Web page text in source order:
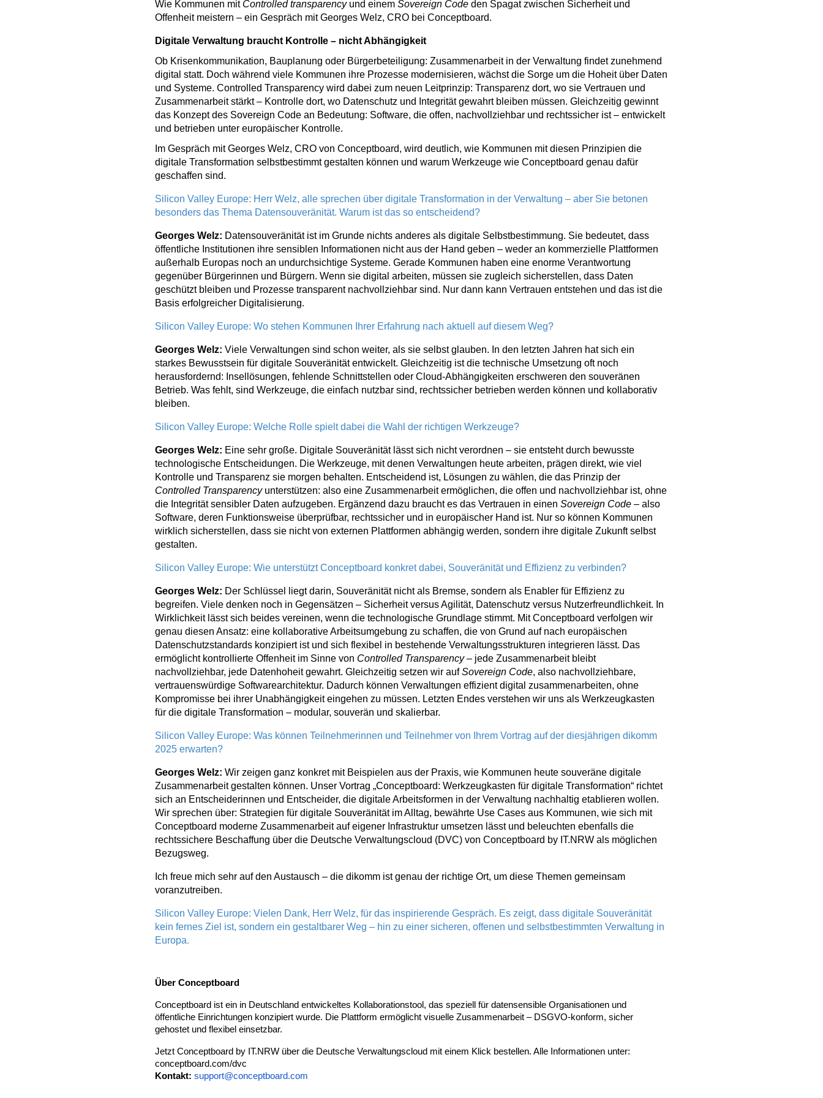
Wie Kommunen mit Controlled transparencyund einemSovereign Code den Spagat zwischen Sicherheit und
Offenheit meistern – ein Gespräch mit Georges Welz, CRO bei Conceptboard.
Digitale Verwaltung braucht Kontrolle – nicht Abhängigkeit
Ob Krisenkommunikation, Bauplanung oder Bürgerbeteiligung: Zusammenarbeit in der Verwaltung findet zunehmend
digital statt. Doch während viele Kommunen ihre Prozesse modernisieren, wächst die Sorge um die Hoheit über Daten
und Systeme. Controlled Transparency wird dabei zum neuen Leitprinzip: Transparenz dort, wo sie Vertrauen und
Zusammenarbeit stärkt – Kontrolle dort, wo Datenschutz und Integrität gewahrt bleiben müssen. Gleichzeitig gewinnt
das Konzept des Sovereign Code an Bedeutung: Software, die offen, nachvollziehbar und rechtssicher ist – entwickelt
und betrieben unter europäischer Kontrolle.
Im Gespräch mit Georges Welz, CRO von Conceptboard, wird deutlich, wie Kommunen mit diesen Prinzipien die
digitale Transformation selbstbestimmt gestalten können und warum Werkzeuge wie Conceptboard genau dafür
geschaffen sind.
Silicon Valley Europe: Herr Welz, alle sprechen über digitale Transformation in der Verwaltung – aber Sie betonen
besonders das Thema Datensouveränität. Warum ist das so entscheidend?
Georges Welz: Datensouveränität ist im Grunde nichts anderes als digitale Selbstbestimmung. Sie bedeutet, dass
öffentliche Institutionen ihre sensiblen Informationen nicht aus der Hand geben – weder an kommerzielle Plattformen
außerhalb Europas noch an undurchsichtige Systeme. Gerade Kommunen haben eine enorme Verantwortung
gegenüber Bürgerinnen und Bürgern. Wenn sie digital arbeiten, müssen sie zugleich sicherstellen, dass Daten
geschützt bleiben und Prozesse transparent nachvollziehbar sind. Nur dann kann Vertrauen entstehen und das ist die
Basis erfolgreicher Digitalisierung.
Silicon Valley Europe: Wo stehen Kommunen Ihrer Erfahrung nach aktuell auf diesem Weg?
Georges Welz:Viele Verwaltungen sind schon weiter, als sie selbst glauben. In den letzten Jahren hat sich ein
starkes Bewusstsein für digitale Souveränität entwickelt. Gleichzeitig ist die technische Umsetzung oft noch
herausfordernd: Insellösungen, fehlende Schnittstellen oder Cloud-Abhängigkeiten erschweren den souveränen
Betrieb. Was fehlt, sind Werkzeuge, die einfach nutzbar sind, rechtssicher betrieben werden können und kollaborativ
bleiben.
Silicon Valley Europe: Welche Rolle spielt dabei die Wahl der richtigen Werkzeuge?
Georges Welz: Eine sehr große. Digitale Souveränität lässt sich nicht verordnen – sie entsteht durch bewusste
technologische Entscheidungen. Die Werkzeuge, mit denen Verwaltungen heute arbeiten, prägen direkt, wie viel
Kontrolle und Transparenz sie morgen behalten. Entscheidend ist, Lösungen zu wählen, die das Prinzip der
Controlled Transparencyunterstützen: also eine Zusammenarbeit ermöglichen, die offen und nachvollziehbar ist, ohne
die Integrität sensibler Daten aufzugeben. Ergänzend dazu braucht es das Vertrauen in einenSovereign Code – also
Software, deren Funktionsweise überprüfbar, rechtssicher und in europäischer Hand ist. Nur so können Kommunen
wirklich sicherstellen, dass sie nicht von externen Plattformen abhängig werden, sondern ihre digitale Zukunft selbst
gestalten.
Silicon Valley Europe: Wie unterstützt Conceptboard konkret dabei, Souveränität und Effizienz zu verbinden?
Georges Welz: Der Schlüssel liegt darin, Souveränität nicht als Bremse, sondern als Enabler für Effizienz zu
begreifen. Viele denken noch in Gegensätzen – Sicherheit versus Agilität, Datenschutz versus Nutzerfreundlichkeit. In
Wirklichkeit lässt sich beides vereinen, wenn die technologische Grundlage stimmt. Mit Conceptboard verfolgen wir
genau diesen Ansatz: eine kollaborative Arbeitsumgebung zu schaffen, die von Grund auf nach europäischen
Datenschutzstandards konzipiert ist und sich flexibel in bestehende Verwaltungsstrukturen integrieren lässt. Das
ermöglicht kontrollierte Offenheit im Sinne von Controlled Transparency– jede Zusammenarbeit bleibt
nachvollziehbar, jede Datenhoheit gewahrt. Gleichzeitig setzen wir aufSovereign Code, also nachvollziehbare,
vertrauenswürdige Softwarearchitektur. Dadurch können Verwaltungen effizient digital zusammenarbeiten, ohne
Kompromisse bei ihrer Unabhängigkeit eingehen zu müssen. Letzten Endes verstehen wir uns als Werkzeugkasten
für die digitale Transformation – modular, souverän und skalierbar.
Silicon Valley Europe: Was können Teilnehmerinnen und Teilnehmer von Ihrem Vortrag auf der diesjährigen dikomm
2025 erwarten?
Georges Welz:Wir zeigen ganz konkret mit Beispielen aus der Praxis, wie Kommunen heute souveräne digitale
Zusammenarbeit gestalten können. Unser Vortrag „Conceptboard: Werkzeugkasten für digitale Transformation“ richtet
sich an Entscheiderinnen und Entscheider, die digitale Arbeitsformen in der Verwaltung nachhaltig etablieren wollen.
Wir sprechen über: Strategien für digitale Souveränität im Alltag, bewährte Use Cases aus Kommunen, wie sich mit
Conceptboard moderne Zusammenarbeit auf eigener Infrastruktur umsetzen lässt und beleuchten ebenfalls die
rechtssichere Beschaffung über die Deutsche Verwaltungscloud (DVC) von Conceptboard by IT.NRW als möglichen
Bezugsweg.
Ich freue mich sehr auf den Austausch – die dikomm ist genau der richtige Ort, um diese Themen gemeinsam
voranzutreiben.
Silicon Valley Europe: Vielen Dank, Herr Welz, für das inspirierende Gespräch. Es zeigt, dass digitale Souveränität
kein fernes Ziel ist, sondern ein gestaltbarer Weg – hin zu einer sicheren, offenen und selbstbestimmten Verwaltung in
Europa.
Über Conceptboard
Conceptboard ist ein in Deutschland entwickeltes Kollaborationstool, das speziell für datensensible Organisationen und
öffentliche Einrichtungen konzipiert wurde. Die Plattform ermöglicht visuelle Zusammenarbeit – DSGVO-konform, sicher
gehostet und flexibel einsetzbar.
JetztConceptboard by IT.NRW über die Deutsche Verwaltungscloud mit einem Klick bestellen. Alle Informationen unter:
conceptboard.com/dvc
Kontakt: support@conceptboard.com